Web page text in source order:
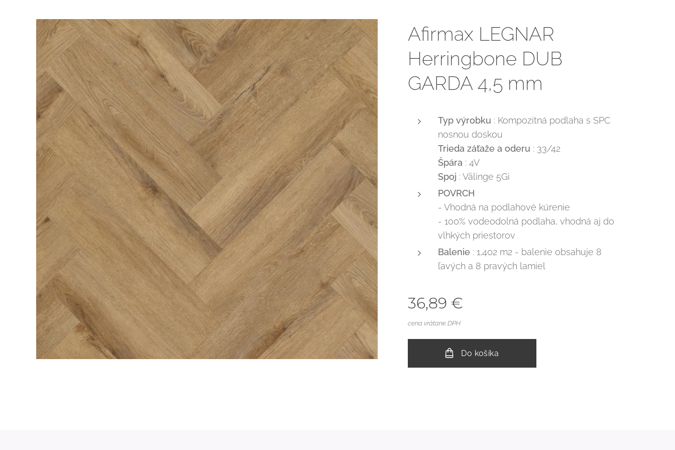
Afirmax LEGNAR
Herringbone DUB
GARDA 4,5 mm
Typ výrobku : Kompozitná podlaha s SPC
nosnou doskou
Trieda záťaže a oderu : 33/42
Špára : 4V
Spoj : Välinge 5Gi
POVRCH
- Vhodná na podlahové kúrenie
- 100% vodeodolná podlaha, vhodná aj do
vlhkých priestorov
Balenie : 1,402 m2 - balenie obsahuje 8
ľavých a 8 pravých lamiel
36,89 €
cena vrátane DPH
Do košíka